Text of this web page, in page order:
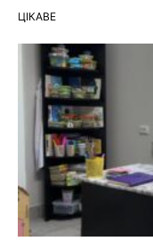
ЦІКАВЕ